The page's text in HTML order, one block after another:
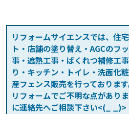
リフォームサイエンスでは、住
ト・店舗の塗り替え・AGCのフ
事・遮熱工事・ばくれつ補修工
り・キッチン・トイレ・洗面化
産フェンス販売を行っております
リフォームでご不明な点があり
に連絡先へご相談下さい<(_ _)>